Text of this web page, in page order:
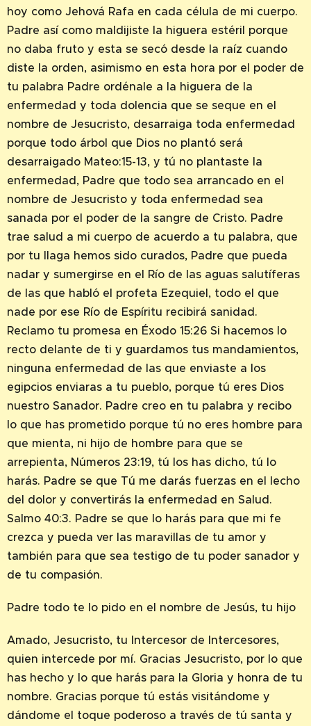
hoy como Jehová Rafa en cada célula de mi cuerpo.
Padre así como maldijiste la higuera estéril porque
no daba fruto y esta se secó desde la raíz cuando
diste la orden, asimismo en esta hora por el poder de
tu palabra Padre ordénale a la higuera de la
enfermedad y toda dolencia que se seque en el
nombre de Jesucristo, desarraiga toda enfermedad
porque todo árbol que Dios no plantó será
desarraigado Mateo:15-13, y tú no plantaste la
enfermedad, Padre que todo sea arrancado en el
nombre de Jesucristo y toda enfermedad sea
sanada por el poder de la sangre de Cristo. Padre
trae salud a mi cuerpo de acuerdo a tu palabra, que
por tu llaga hemos sido curados, Padre que pueda
nadar y sumergirse en el Río de las aguas salutíferas
de las que habló el profeta Ezequiel, todo el que
nade por ese Río de Espíritu recibirá sanidad.
Reclamo tu promesa en Éxodo 15:26 Si hacemos lo
recto delante de ti y guardamos tus mandamientos,
ninguna enfermedad de las que enviaste a los
egipcios enviaras a tu pueblo, porque tú eres Dios
nuestro Sanador. Padre creo en tu palabra y recibo
lo que has prometido porque tú no eres hombre para
que mienta, ni hijo de hombre para que se
arrepienta, Números 23:19, tú los has dicho, tú lo
harás. Padre se que Tú me darás fuerzas en el lecho
del dolor y convertirás la enfermedad en Salud.
Salmo 40:3. Padre se que lo harás para que mi fe
crezca y pueda ver las maravillas de tu amor y
también para que sea testigo de tu poder sanador y
de tu compasión.
Padre todo te lo pido en el nombre de Jesús, tu hijo
Amado, Jesucristo, tu Intercesor de Intercesores,
quien intercede por mí. Gracias Jesucristo, por lo que
has hecho y lo que harás para la Gloria y honra de tu
nombre. Gracias porque tú estás visitándome y
dándome el toque poderoso a través de tú santa y